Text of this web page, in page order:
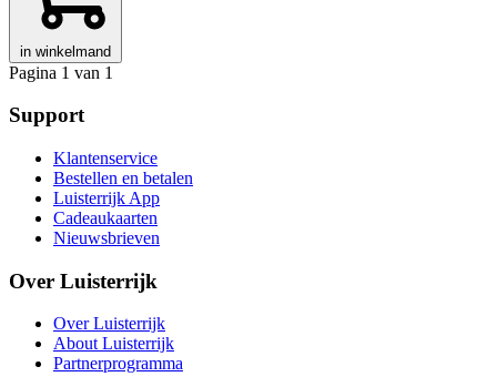
in winkelmand
Pagina 1 van 1
Support
Klantenservice
Bestellen en betalen
Luisterrijk App
Cadeaukaarten
Nieuwsbrieven
Over Luisterrijk
Over Luisterrijk
About Luisterrijk
Partnerprogramma